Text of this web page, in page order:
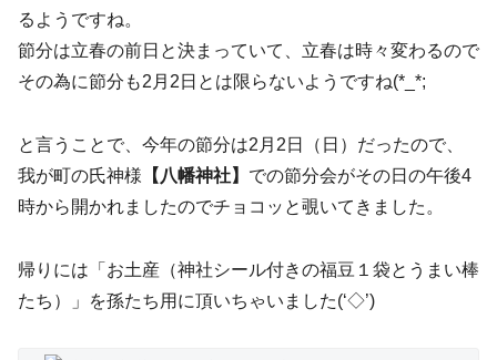
るようですね。
節分は立春の前日と決まっていて、立春は時々変わるので
その為に節分も2月2日とは限らないようですね(*_*;
と言うことで、今年の節分は2月2日（日）だったので、
我が町の氏神様 【八幡神社】 での節分会がその日の午後4
時から開かれましたのでチョコッと覗いてきました。
帰りには「お土産（神社シール付きの福豆１袋とうまい棒
たち）」を孫たち用に頂いちゃいました(‘◇’)ゞ